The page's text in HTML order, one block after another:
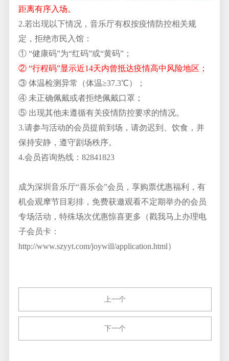
距离有序入场。
2.若出现以下情况，音乐厅有权按疫情防控相关规
定，拒绝市民入馆：
① “健康码”为“红码”或“黄码”；
② “行程码”显示近14天内曾抵达疫情高中风险地区；
③ 体温检测异常（体温≥37.3℃）；
④ 未正确佩戴或者拒绝佩戴口罩；
⑤ 出现其他未遵循有关疫情防控要求的情况。
3.请参与活动的会员提前到场，请勿迟到、饮食，并
保持安静，遵守剧场秩序。
4.会员咨询热线：82841823
成为深圳音乐厅“喜乐会”会员，享购票优惠福利，有
机会观摩节目彩排，免费获邀观看不定期举办的会员
专场活动，特殊场次优惠惊喜更多（戳我马上办理电
子会员卡：
http://www.szyyt.com/joywill/application.html）
上一个
下一个